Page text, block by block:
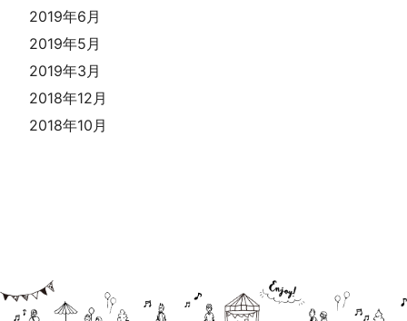
2019年6月
2019年5月
2019年3月
2018年12月
2018年10月